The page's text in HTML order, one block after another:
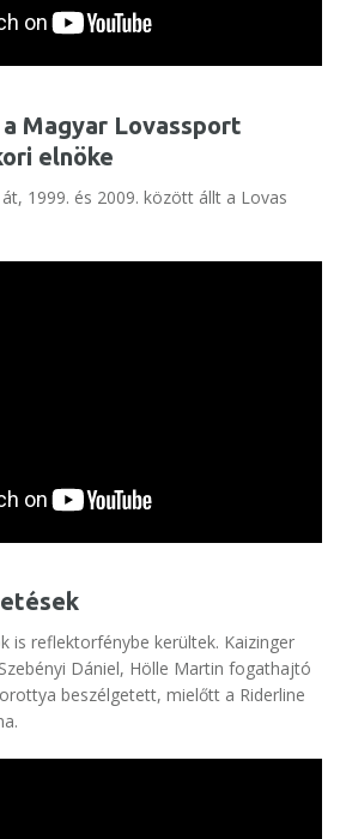
Magyar Lovassport
elnöke
1999. és 2009. között állt a Lovas
is reflektorfénybe kerültek. Kaizinger
Dániel, Hölle Martin fogathajtó
beszélgetett, mielőtt a Riderline